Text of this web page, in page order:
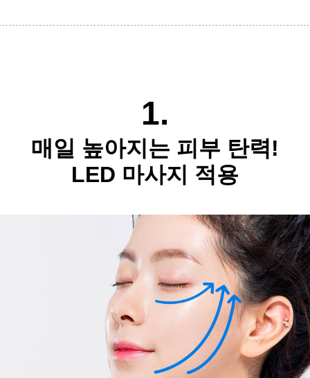
1.
매일 높아지는 피부 탄력!
LED 마사지 적용